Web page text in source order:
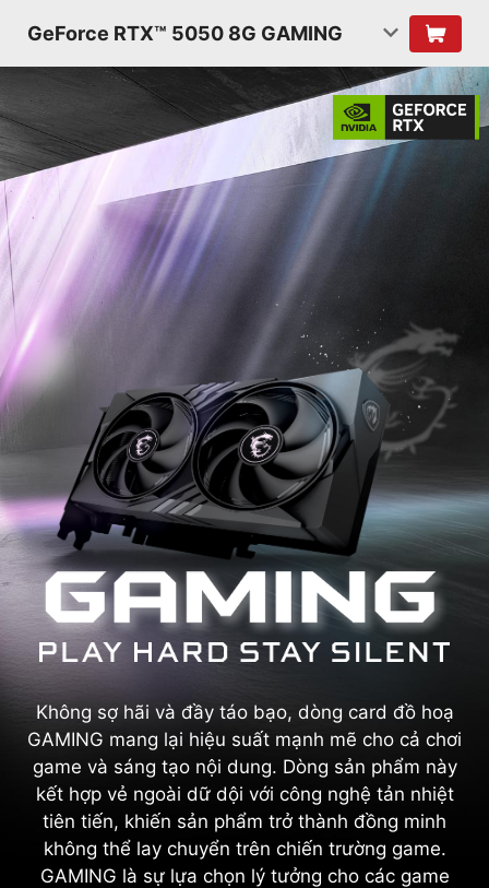
GeForce RTX™ 5050 8G GAMING
Không sợ hãi và đầy táo bạo, dòng card đồ hoạ
GAMING mang lại hiệu suất mạnh mẽ cho cả chơi
game và sáng tạo nội dung. Dòng sản phẩm này
kết hợp vẻ ngoài dữ dội với công nghệ tản nhiệt
tiên tiến, khiến sản phẩm trở thành đồng minh
không thể lay chuyển trên chiến trường game.
GAMING là sự lựa chọn lý tưởng cho các game